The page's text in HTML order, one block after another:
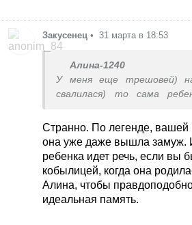
Закусенец • 31 марта в 18:53
Алина-1240
У меня еще трешовей)
свалилася) то сама
Странно. По легенде, вашей
она уже даже вышла замуж.
ребенка идет речь, если вы
кобылицей, когда она
Алина, чтобы
идеальная память.